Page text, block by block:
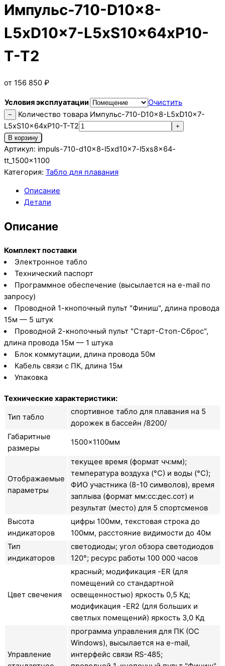
Импульс-710-D10x8-
L5xD10x7-L5xS10x64xP10-
T-T2
от 156 850 ₽
Условия эксплуатации Очистить
−
Количество товара Импульс-710-D10x8-L5xD10x7-
L5xS10x64xP10-T-T2
+
В корзину
Артикул: impuls-710-d10x8-l5xd10x7-l5xs8x64-
tt_1500x1100
Категория: Табло для плавания
Описание
Детали
Описание
Комплект поставки
Электронное табло
Технический паспорт
Программное обеспечение (высылается на e-mail по
запросу)
Проводной 1-кнопочный пульт "Финиш", длина провода
15м — 5 штук
Проводной 2-кнопочный пульт "Старт-Стоп-Сброс",
длина провода 15м — 1 штука
Блок коммутации, длина провода 50м
Кабель связи с ПК, длина 15м
Упаковка
Технические характеристики:
Тип табло
спортивное табло для плавания на 5
дорожек в бассейн /8200/
Габаритные
размеры
1500×1100мм
Отображаемые
параметры
текущее время (формат чч:мм);
температура воздуха (°С) и воды (°С);
ФИО участника (8-10 символов), время
заплыва (формат мм:сс:дес.сот) и
результат (место) для 5 спортсменов
Высота
индикаторов
цифры 100мм, текстовая строка до
100мм, расстояние видимости до 40м
Тип
индикаторов
светодиоды; угол обзора светодиодов
120°; ресурс работы 100 000 часов
Цвет свечения
красный; модификация -ER (для
помещений со стандартной
освещенностью) яркость 0,5 Кд;
модификация -ER2 (для больших и
светлых помещений) яркость 3,0 Кд
Управление
программа управления для ПК (ОС
Windows), высылается на e-mail,
интерфейс связи RS-485;